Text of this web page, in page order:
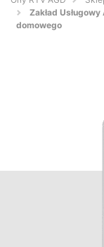
Zakład
domowego